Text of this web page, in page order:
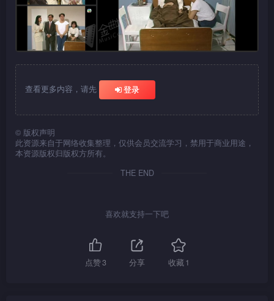
查看更多内容，请先 登录
© 版权声明
此资源来自于网络收集整理，仅供会员交流学习，禁用于商业用途，
本资源版权归版权方所有。
THE END
喜欢就支持一下吧
点赞3 分享 收藏1